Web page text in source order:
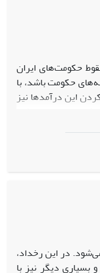
حکومت‌های ایران
حکومت باشد، با
این درآمدها نیز
برای این‌منظور،
به‌دلیل متکی‌بودن
نفت از منابع
آن است که یکی از
شود. در این رخداد،
هم فروپاشیدند و بسیاری دیگر نیز با